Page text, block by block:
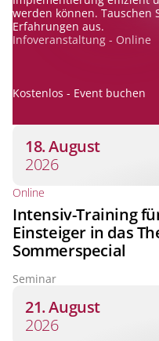
werden können. Tauschen
Erfahrungen aus.
Infoveranstaltung - Online
Kostenlos - Event buchen
18. August
2026
Online
Intensiv-Training
Einsteiger in das
Sommerspecial
Seminar
21. August
2026